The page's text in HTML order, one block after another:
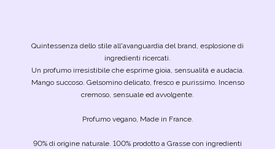
Quintessenza dello stile all'avanguardia del brand, esplosione di
ingredienti ricercati.
Un profumo irresistibile che esprime gioia, sensualità e audacia.
Mango succoso. Gelsomino delicato, fresco e purissimo. Incenso
cremoso, sensuale ed avvolgente.
Profumo vegano, Made in France.
90% di origine naturale. 100% prodotto a Grasse con ingredienti